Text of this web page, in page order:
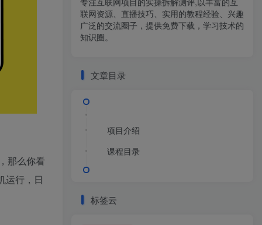
那么你看
运行，日
联网资源、直播技巧、实用的教程经验、兴趣
广泛的交流圈子，提供免费下载，学习技术的
知识圈。
文章目录
项目介绍
课程目录
标签云